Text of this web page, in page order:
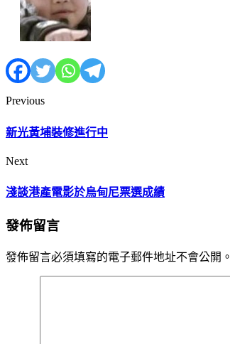
Previous
新光黃埔裝修進行中
Next
淺談港產電影於烏甸尼票選成績
發佈留言
發佈留言必須填寫的電子郵件地址不會公開。